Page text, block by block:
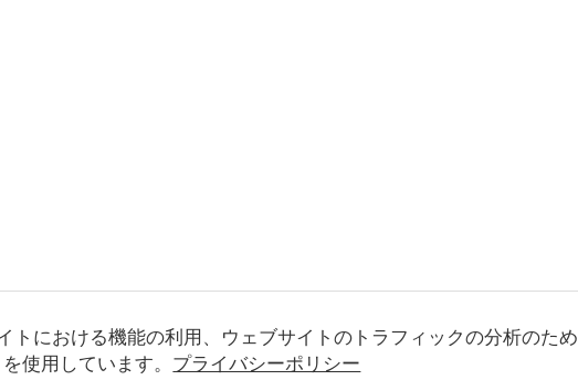
トにおける機能の利用、ウェブサイトのトラフィックの分析のため
使用しています。 プライバシーポリシー